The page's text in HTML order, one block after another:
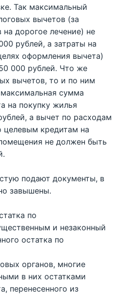
Так максимальный
вычетов (за
дорогое лечение) не
рублей, а затраты на
оформления вычета)
000 рублей. Что же
вычетов, то и по ним
сумма
на покупку жилья
а вычет по расходам
целевым кредитам на
не должен быть
подают документы, в
завышены.
по
и незаконный
остатка по
органов, многие
в них остатками
перенесенного из